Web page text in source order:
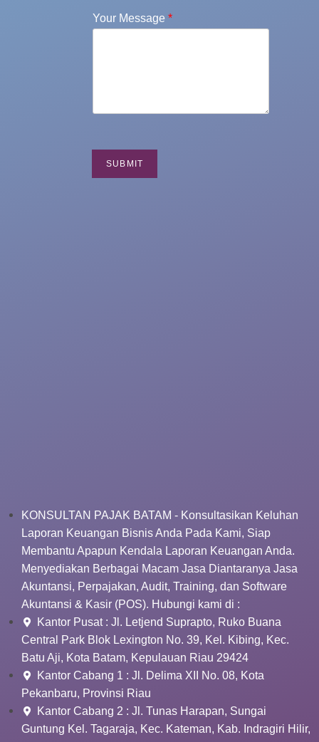
Your Message *
SUBMIT
KONSULTAN PAJAK BATAM - Konsultasikan Keluhan
Laporan Keuangan Bisnis Anda Pada Kami, Siap
Membantu Apapun Kendala Laporan Keuangan Anda.
Menyediakan Berbagai Macam Jasa Diantaranya Jasa
Akuntansi, Perpajakan, Audit, Training, dan Software
Akuntansi & Kasir (POS). Hubungi kami di :
Kantor Pusat : Jl. Letjend Suprapto, Ruko Buana
Central Park Blok Lexington No. 39, Kel. Kibing, Kec.
Batu Aji, Kota Batam, Kepulauan Riau 29424
Kantor Cabang 1 : Jl. Delima XII No. 08, Kota
Pekanbaru, Provinsi Riau
Kantor Cabang 2 : Jl. Tunas Harapan, Sungai
Guntung Kel. Tagaraja, Kec. Kateman, Kab. Indragiri Hilir,